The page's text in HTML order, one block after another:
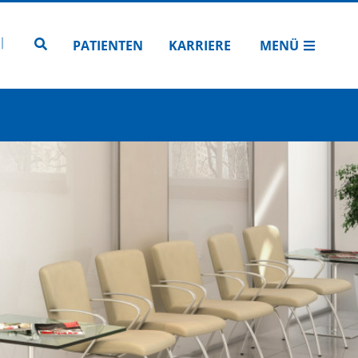
Zur Seitensuche
PATIENTEN KARRIERE MENÜ